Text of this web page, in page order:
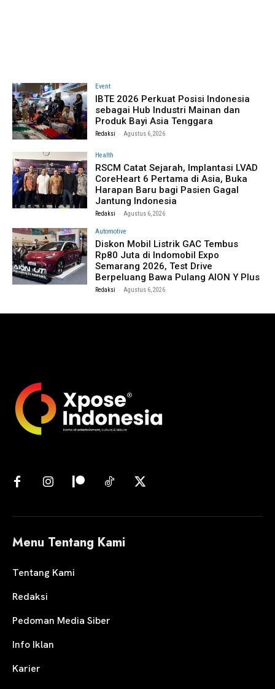
Event
IBTE 2026 Perkuat Posisi Indonesia
sebagai Hub Industri Mainan dan
Produk Bayi Asia Tenggara
Redaksi - Agustus 6, 2026
Health
RSCM Catat Sejarah, Implantasi LVAD
CoreHeart 6 Pertama di Asia, Buka
Harapan Baru bagi Pasien Gagal
Jantung Indonesia
Redaksi - Agustus 6, 2026
Automotive
Diskon Mobil Listrik GAC Tembus
Rp80 Juta di Indomobil Expo
Semarang 2026, Test Drive
Berpeluang Bawa Pulang AION Y Plus
Redaksi - Agustus 6, 2026
Menu Tentang Kami
Tentang Kami
Redaksi
Pedoman Media Siber
Info Iklan
Karier